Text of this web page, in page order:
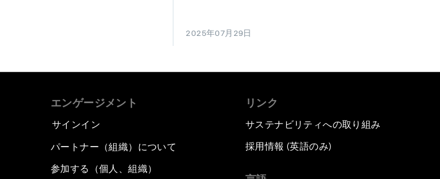
2025年07月29日
エンゲージメント
サインイン
パートナー（組織）について
参加する（個人、組織）
リンク
サステナビリティへの取り組み
採用情報 (英語のみ)